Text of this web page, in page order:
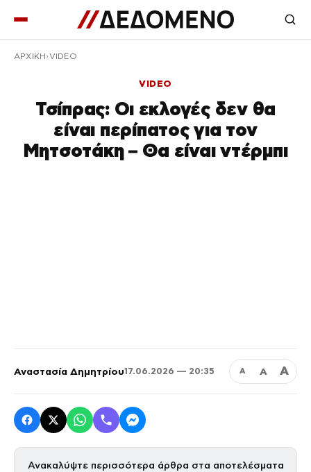
ΑΡΧΙΚΉ VIDEO
VIDEO
Τσίπρας: Οι εκλογές δεν θα
είναι περίπατος για τον
Μητσοτάκη – Θα είναι ντέρμπι
Αναστασία Δημητρίου17.06.2026 — 20:35 Α Α Α
Ανακαλύψτε περισσότερα άρθρα στα αποτελέσματα